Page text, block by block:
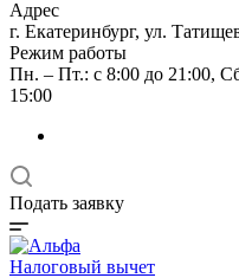
Адрес
г. Екатеринбург, ул.
Режим работы
Пн. – Пт.: с 8:00 до 21:00,
15:00
Подать заявку
Налоговый вычет